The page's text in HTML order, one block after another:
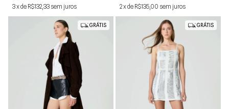
3xde R$132,33 sem juros 2xde R$135,00 sem juros
GRÁTIS GRÁTIS